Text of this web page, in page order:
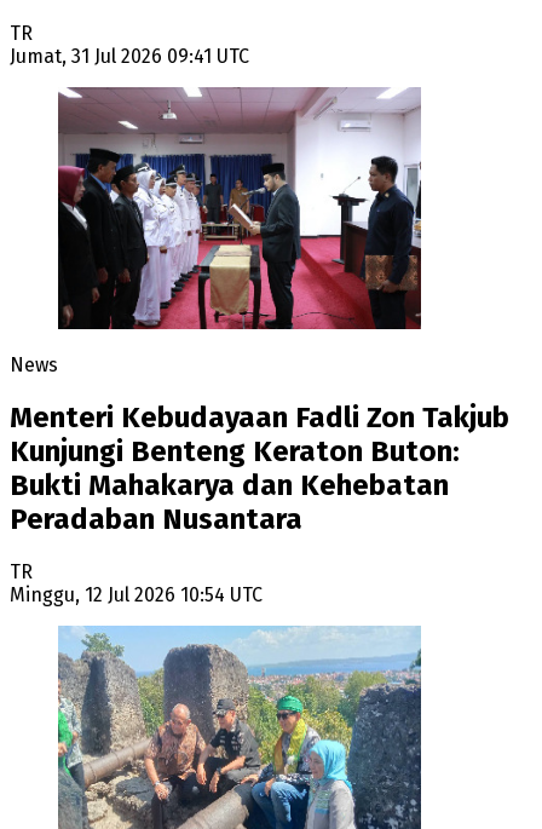
TR
Jumat, 31 Jul 2026 09:41 UTC
News
Menteri Kebudayaan Fadli Zon Takjub
Kunjungi Benteng Keraton Buton:
Bukti Mahakarya dan Kehebatan
Peradaban Nusantara
TR
Minggu, 12 Jul 2026 10:54 UTC